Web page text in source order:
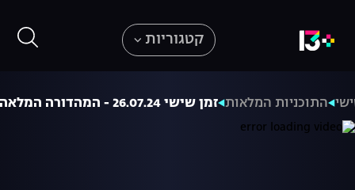
קטגוריות
התוכניות המלאות זמן שישי 26.07.24 - המהדורה המלאה